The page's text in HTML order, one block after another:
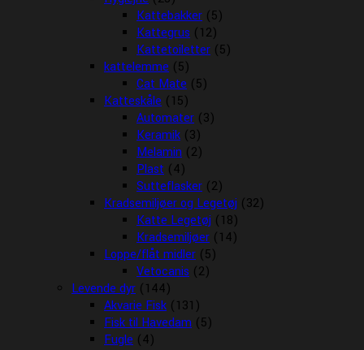
Kattebakker (5)
Kattegrus (12)
Kattetoiletter (5)
kattelemme (5)
Cat Mate (5)
Katteskåle (15)
Automater (3)
Keramik (3)
Melamin (2)
Plast (4)
Sutteflasker (2)
Kradsemiljøer og Legetøj (32)
Katte Legetøj (18)
Kradsemiljøer (14)
Loppe/flåt midler (5)
Vetocanis (2)
Levende dyr (144)
Akvarie Fisk (131)
Fisk til Havedam (5)
Fugle (4)